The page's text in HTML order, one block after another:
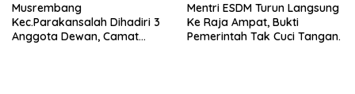
Musrembang
Kec.Parakansalah Dihadiri 3
Anggota Dewan, Camat
Mentri ESDM Turun Langsung
Ke Raja Ampat, Bukti
Pemerintah Tak Cuci Tangan.